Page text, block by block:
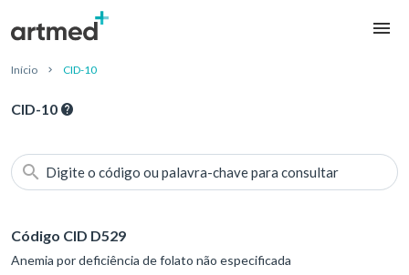
Início CID-10
CID-10
Digite o código ou palavra-chave para consultar
Código CID D529
Anemia por deficiência de folato não especificada